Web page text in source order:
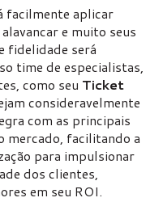
facilmente aplicar
e muito seus
fidelidade será
time de especialistas,
como seu Ticket
consideravelmente
com as principais
mercado, facilitando a
para impulsionar
dos clientes,
em seu ROI.